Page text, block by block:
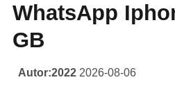
WhatsApp
GB
Autor:2022 2026-08-06